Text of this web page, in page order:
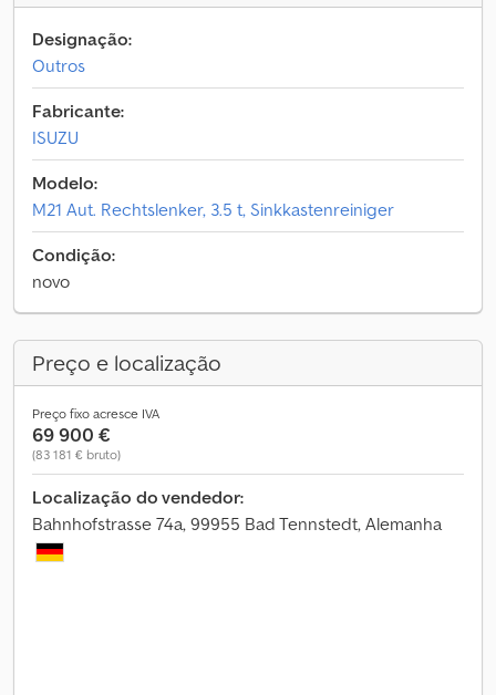
Designação:
Outros
Fabricante:
ISUZU
Modelo:
M21 Aut. Rechtslenker, 3.5 t, Sinkkastenreiniger
Condição:
novo
Preço e localização
Preço fixo acresce IVA
69 900 €
(83 181 € bruto)
Localização do vendedor:
Bahnhofstrasse 74a, 99955 Bad Tennstedt, Alemanha